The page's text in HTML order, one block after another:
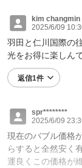
kim changmin
2025/6/09
羽田と仁川国際の
光をお得に楽しん
返信1件
spr********
2025/6/09
現在のバブル価格
らすると全然安く
運良くこの価格が